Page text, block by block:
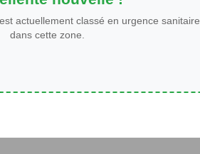
actuellement classé en urgence sanitaire
dans cette zone.